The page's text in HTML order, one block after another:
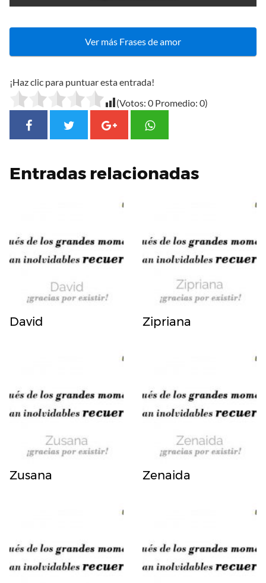
Ver más Frases de amor
¡Haz clic para puntuar esta entrada!
(Votos: 0 Promedio: 0)
Entradas relacionadas
David Zipriana
Zusana Zenaida